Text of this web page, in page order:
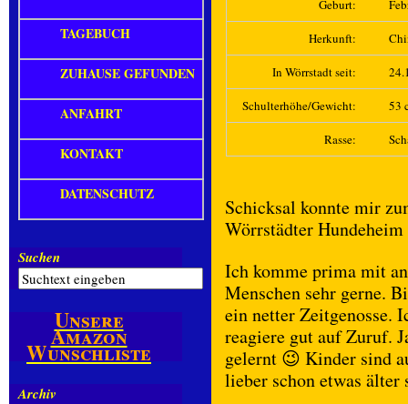
Geburt:
Herkunft:
In Wörrstadt seit:
Schulterhöhe/Gewicht: 53
Rasse:
Schicksal konnte mir
Wörrstädter
Ich komme prima mit
Menschen sehr gerne.
ein netter Zeitgenosse.
reagiere gut auf Zuruf.
gelernt 😉 Kinder sind
lieber schon etwas älter
TAGEBUCH
ZUHAUSE GEFUNDEN
ANFAHRT
KONTAKT
DATENSCHUTZ
Suchen
Unsere
Amazon
Wunschliste
Archiv